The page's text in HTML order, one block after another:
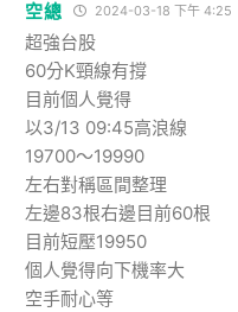
空總 2024-03-18 下午 4:25
超強台股
60分K頸線有撐
目前個人覺得
以3/13 09:45高浪線
19700～19990
左右對稱區間整理
左邊83根右邊目前60根
目前短壓19950
個人覺得向下機率大
空手耐心等